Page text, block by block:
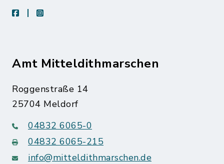
facebookinstagram
Amt Mitteldithmarschen
Roggenstraße 14
25704 Meldorf
04832 6065-0
04832 6065-215
info@mitteldithmarschen.de